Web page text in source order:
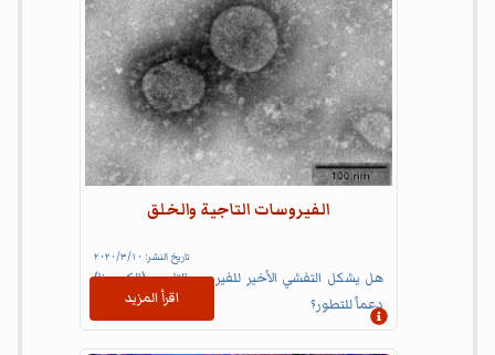
الفيروسات التاجية والخلق
تاريخ النشر: ١٠‏/٣‏/٢٠٢٠
هل يشكل التفشي الأخير للفيروس التاجي (الكورونا)
دعماً للتطور؟
إظهار المعلومات
اقرأ المزيد